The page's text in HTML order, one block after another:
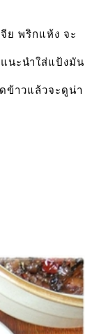
ย พริกแห้ง จะ
นะนำใส่แป้งมัน
ข้าวแล้วจะดูน่า